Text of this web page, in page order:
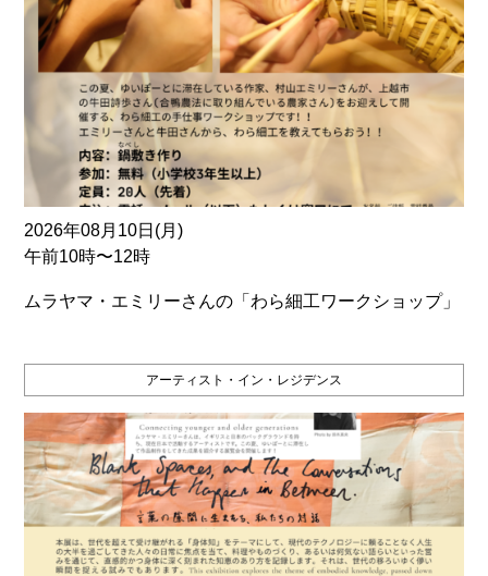
2026年08月10日(月)
午前10時〜12時
ムラヤマ・エミリーさんの「わら細工ワークショップ」
アーティスト・イン・レジデンス